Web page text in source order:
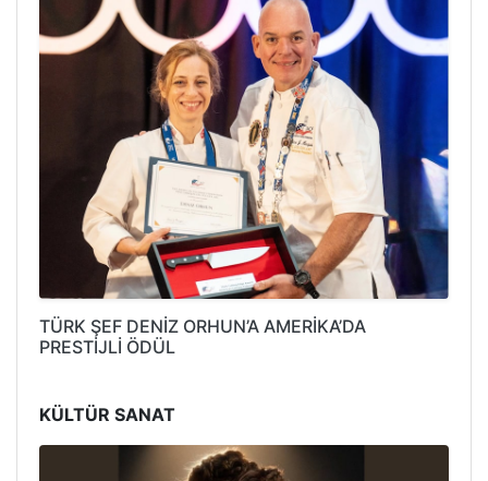
TÜRK ŞEF DENİZ ORHUN’A AMERİKA’DA
PRESTİJLİ ÖDÜL
KÜLTÜR SANAT